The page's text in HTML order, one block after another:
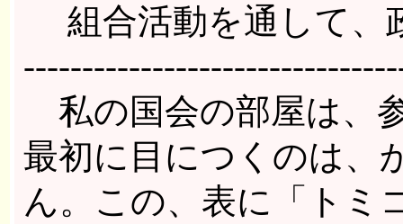
組合活動を通して、
私の国会の部屋は、
最初に目につくのは、
ん。この、表に「トミ